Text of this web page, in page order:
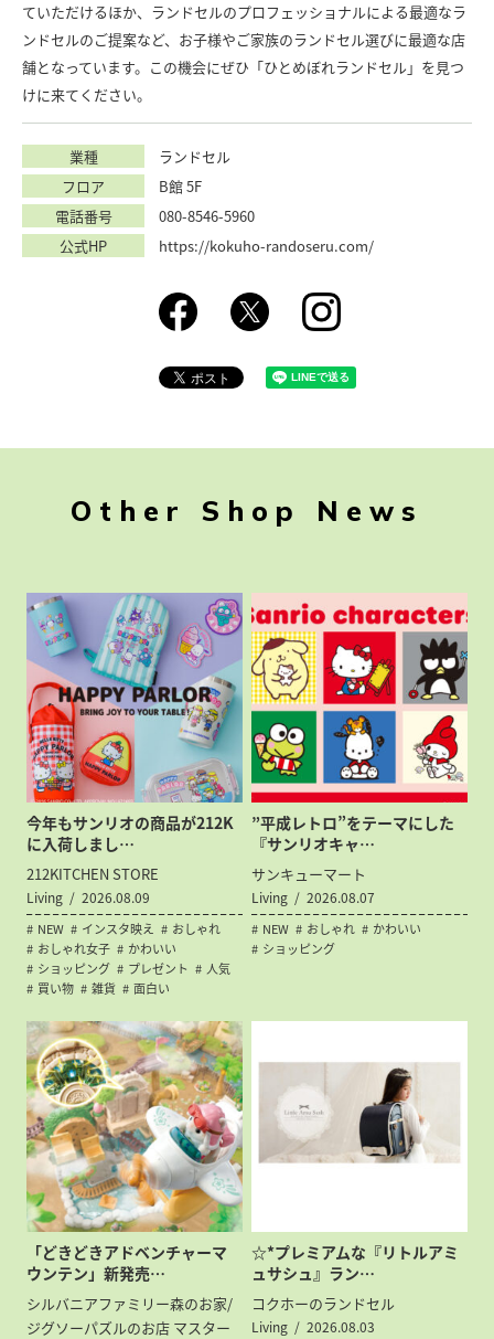
ていただけるほか、ランドセルのプロフェッショナルによる最適なラ
ンドセルのご提案など、お子様やご家族のランドセル選びに最適な店
舗となっています。この機会にぜひ「ひとめぼれランドセル」を見つ
けに来てください。
業種
ランドセル
フロア
B館 5F
電話番号
080-8546-5960
公式HP
https://kokuho-randoseru.com/
Other Shop News
今年もサンリオの商品が212K
に入荷しまし…
212KITCHEN STORE
Living 2026.08.09
NEW インスタ映え
おしゃれ
おしゃれ女子
かわいい
ショッピング
プレゼント
人気
買い物
雑貨 面白い
”平成レトロ”をテーマにした
『サンリオキャ…
サンキューマート
Living 2026.08.07
NEW おしゃれ
かわいい
ショッピング
「どきどきアドベンチャーマ
ウンテン」新発売…
シルバニアファミリー森のお家/
ジグソーパズルのお店 マスター
☆*プレミアムな『リトルアミ
ュサシュ』ラン…
コクホーのランドセル
Living 2026.08.03